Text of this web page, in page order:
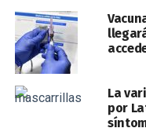
La
por